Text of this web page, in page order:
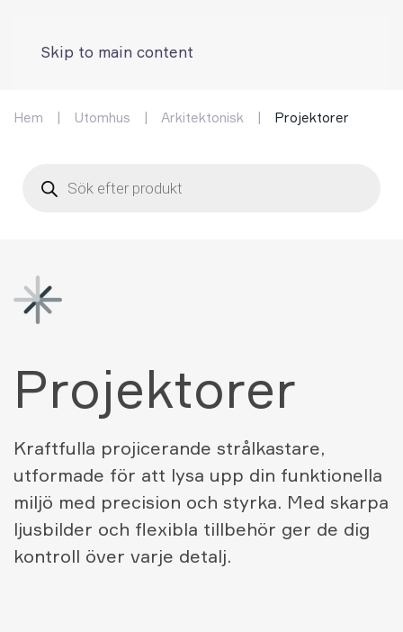
Skip to main content
Hem Utomhus Arkitektonisk Projektorer
search
Projektorer
Kraftfulla projicerande strålkastare,
utformade för att lysa upp din funktionella
miljö med precision och styrka. Med skarpa
ljusbilder och flexibla tillbehör ger de dig
kontroll över varje detalj.